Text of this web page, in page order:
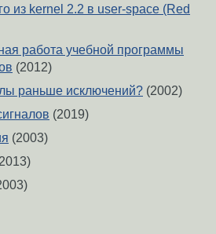
из kernel 2.2 в user-space (Red
работа учебной программы
(2012)
раньше исключений? (2002)
(2019)
(2003)